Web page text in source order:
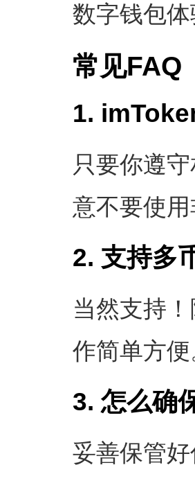
数字钱包
常见FAQ
1.
只要你遵
意不要使
2. 支持多
当然支持
作简单方
3. 怎么确
妥善保管